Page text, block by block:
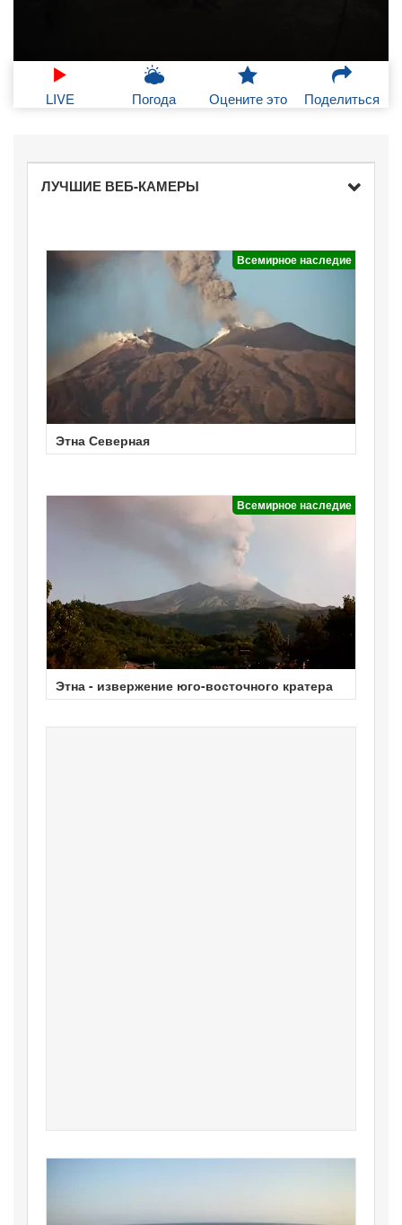
LIVE Погода Оцените это Поделиться
ЛУЧШИЕ ВЕБ-КАМЕРЫ
Всемирное наследие
Этна Северная
Всемирное наследие
Этна - извержение юго-восточного кратера